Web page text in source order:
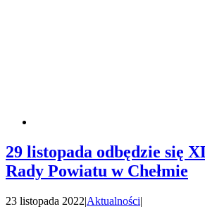
29 listopada odbędzie się
Rady Powiatu w Chełmie
23 listopada 2022|Aktualności|